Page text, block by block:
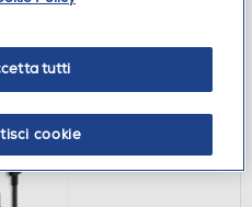
tutti
cookie